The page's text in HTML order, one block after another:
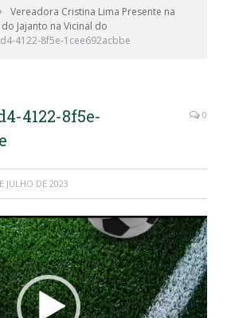
Vereadora Cristina Lima Presente na
Jajanto na Vicinal do
4122-8f5e-1cee692acbbe
4122-8f5e-
0
JULHO DE 2023